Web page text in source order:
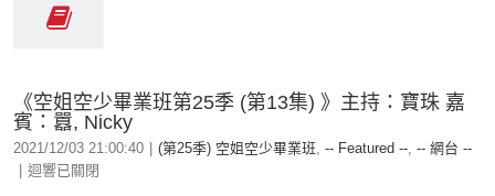
《空姐空少畢業班第25季 (第13集) 》主持：寶珠 嘉
賓：囂, Nicky
2021/12/03 21:00:40 (第25季) 空姐空少畢業班, -- Featured --, -- 網台 --
迴響已關閉